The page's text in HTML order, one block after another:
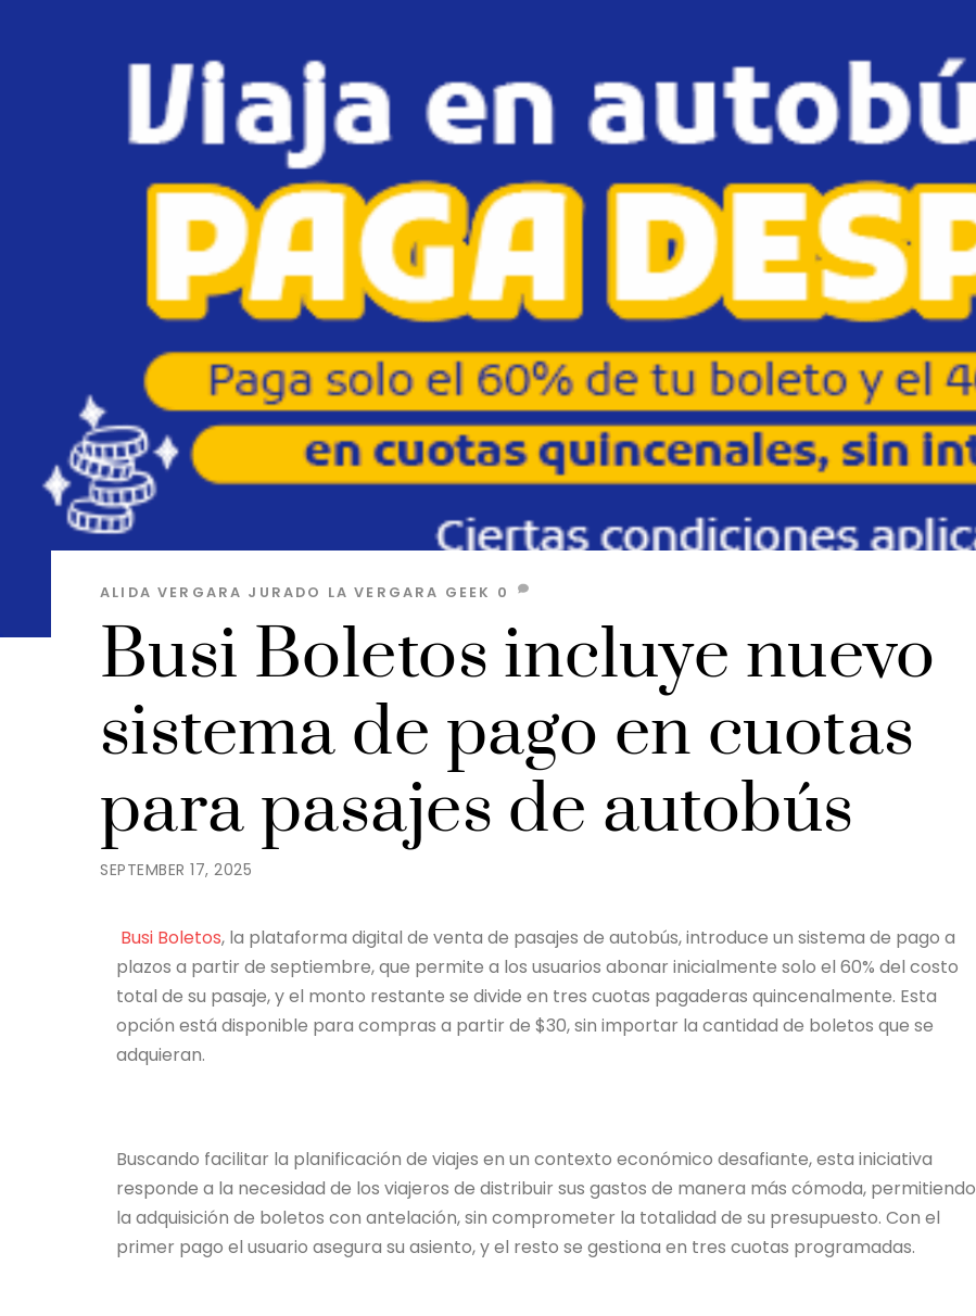
SEPTEMBER 17, 2025
Busi Boletos incluye nuevo
sistema de pago en cuotas
para pasajes de autobús
ALIDA VERGARA JURADO LA VERGARA GEEK 0
Busi Boletos, la plataforma digital de venta de pasajes de autobús, introduce un sistema de pago a
plazos a partir de septiembre, que permite a los usuarios abonar inicialmente solo el 60% del costo
total de su pasaje, y el monto restante se divide en tres cuotas pagaderas quincenalmente. Esta
opción está disponible para compras a partir de $30, sin importar la cantidad de boletos que se
adquieran.
Buscando facilitar la planificación de viajes en un contexto económico desafiante, esta iniciativa
responde a la necesidad de los viajeros de distribuir sus gastos de manera más cómoda, permitiendo
la adquisición de boletos con antelación, sin comprometer la totalidad de su presupuesto. Con el
primer pago el usuario asegura su asiento, y el resto se gestiona en tres cuotas programadas.